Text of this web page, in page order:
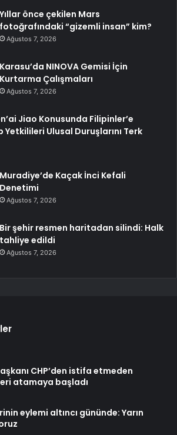
Yıllar önce çekilen Mars
fotoğrafındaki “gizemli insan” kim?
Ağustos 7, 2026
Karasu’da NINOVA Gemisi İçin
Kurtarma Çalışmaları
Ağustos 7, 2026
Jiao Konusunda Filipinler’e
Yetkilileri Ulusal Duruşlarını Terk
Muradiye’de Kaçak İnci Kefali
Denetimi
Ağustos 7, 2026
Bir şehir resmen haritadan silindi: Halk
tahliye edildi
Ağustos 7, 2026
CHP’den istifa etmeden
atamaya başladı
eylemi altıncı gününde: Yarın